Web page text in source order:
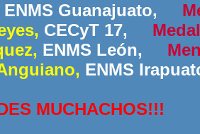
ENMS Guanajuato,
CECyT 17,
ENMS León,
ENMS
MUCHACHOS!!!